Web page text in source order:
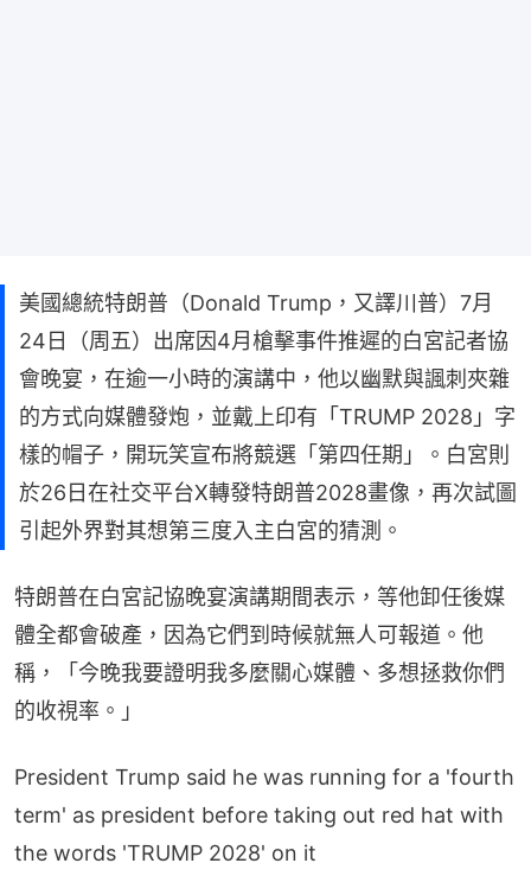
美國總統特朗普（Donald Trump，又譯川普）7月
24日（周五）出席因4月槍擊事件推遲的白宮記者協
會晚宴，在逾一小時的演講中，他以幽默與諷刺夾雜
的方式向媒體發炮，並戴上印有「TRUMP 2028」字
樣的帽子，開玩笑宣布將競選「第四任期」。白宮則
於26日在社交平台X轉發特朗普2028畫像，再次試圖
引起外界對其想第三度入主白宮的猜測。
特朗普在白宮記協晚宴演講期間表示，等他卸任後媒
體全都會破產，因為它們到時候就無人可報道。他
稱，「今晚我要證明我多麼關心媒體、多想拯救你們
的收視率。」
President Trump said he was running for a 'fourth
term' as president before taking out red hat with
the words 'TRUMP 2028' on it